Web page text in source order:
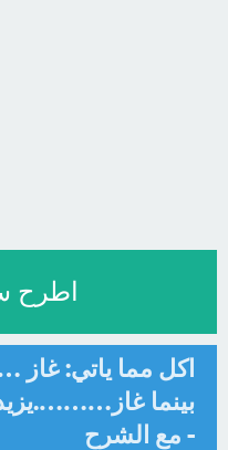
اطرح
اكل مما ياتي: غاز
بينما
- مع الشرح